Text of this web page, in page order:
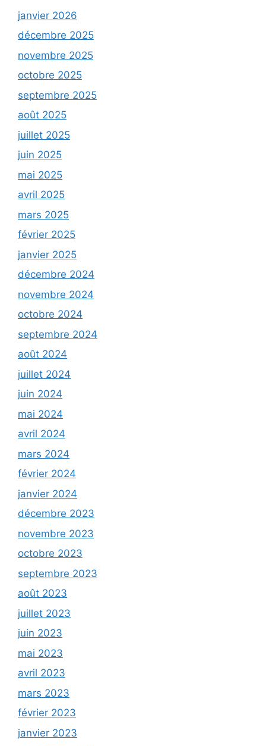
janvier 2026
décembre 2025
novembre 2025
octobre 2025
septembre 2025
août 2025
juillet 2025
juin 2025
mai 2025
avril 2025
mars 2025
février 2025
janvier 2025
décembre 2024
novembre 2024
octobre 2024
septembre 2024
août 2024
juillet 2024
juin 2024
mai 2024
avril 2024
mars 2024
février 2024
janvier 2024
décembre 2023
novembre 2023
octobre 2023
septembre 2023
août 2023
juillet 2023
juin 2023
mai 2023
avril 2023
mars 2023
février 2023
janvier 2023